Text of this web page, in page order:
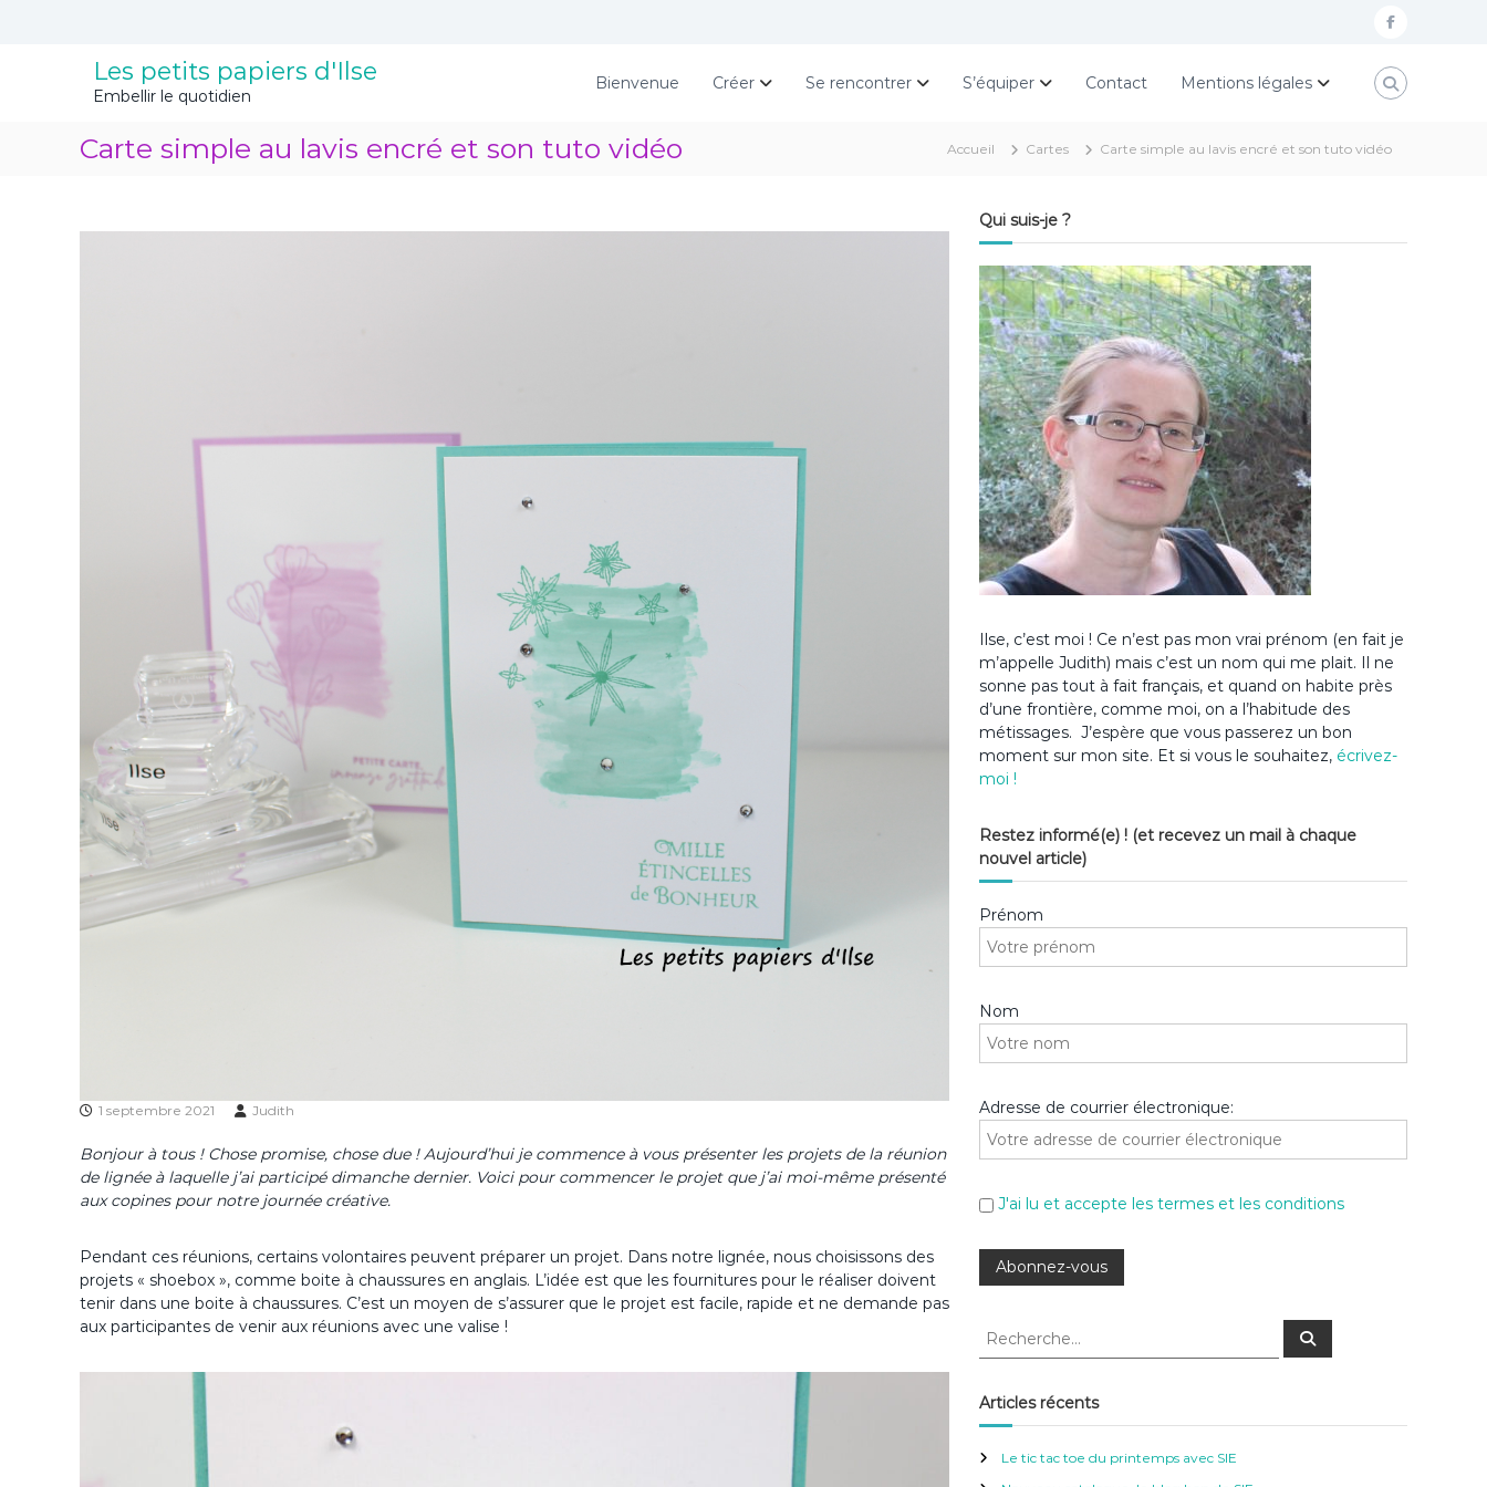
f
c
Les petits papiers d'Ilse
Embellir le quotidien
Bienvenue Créer Se rencontrer S’équiper Contact Mentions légales
Carte simple au lavis encré et son tuto vidéo Accueil Cartes Carte simple au lavis encré et son tuto vidéo
1 septembre 2021 Judith
Bonjour à tous ! Chose promise, chose due ! Aujourd’hui je commence à vous présenter les projets de la réunion
de lignée à laquelle j’ai participé dimanche dernier. Voici pour commencer le projet que j’ai moi-même présenté
aux copines pour notre journée créative.
Pendant ces réunions, certains volontaires peuvent préparer un projet. Dans notre lignée, nous choisissons des
projets « shoebox », comme boite à chaussures en anglais. L’idée est que les fournitures pour le réaliser doivent
tenir dans une boite à chaussures. C’est un moyen de s’assurer que le projet est facile, rapide et ne demande pas
aux participantes de venir aux réunions avec une valise !
Qui suis-je ?
Ilse, c’est moi ! Ce n’est pas mon vrai prénom (en fait je
m’appelle Judith) mais c’est un nom qui me plait. Il ne
sonne pas tout à fait français, et quand on habite près
d’une frontière, comme moi, on a l’habitude des
métissages. J’espère que vous passerez un bon
moment sur mon site. Et si vous le souhaitez, écrivez-
moi !
Restez informé(e) ! (et recevez un mail à chaque
nouvel article)
Prénom
Nom
Adresse de courrier électronique:
J'ai lu et accepte les termes et les conditions
R
h
e
c
R
c
Articles récents
Le tic tac toe du printemps avec SIE